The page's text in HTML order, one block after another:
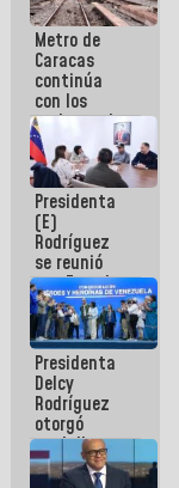
Metro de
Caracas
continúa
con los
trabajos de
mantenimiento
e inspección
en la Línea 2
Presidenta
(E)
Rodríguez
se reunió
con Estado
Mayor
Eléctrico
para
abordar
planes de
acción
Presidenta
Delcy
Rodríguez
otorgó
medalla
"Héroe de